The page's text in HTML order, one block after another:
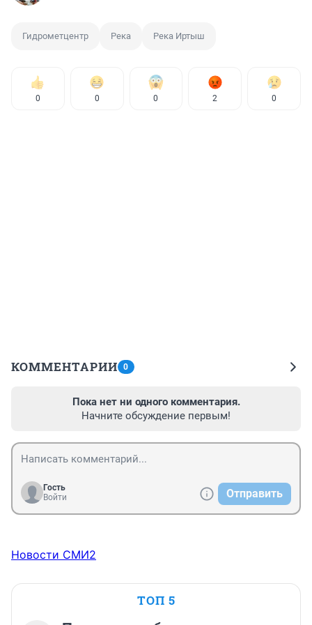
Гидрометцентр Река Река Иртыш
0 0 0 2 0
КОММЕНТАРИИ 0
Пока нет ни одного комментария.
Начните обсуждение первым!
Гость
Войти
Отправить
Новости СМИ2
ТОП 5